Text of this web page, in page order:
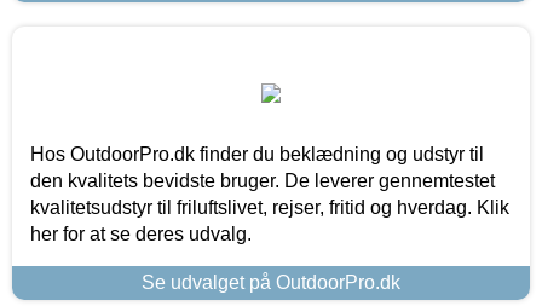
Hos OutdoorPro.dk finder du beklædning og udstyr til
den kvalitets bevidste bruger. De leverer gennemtestet
kvalitetsudstyr til friluftslivet, rejser, fritid og hverdag. Klik
her for at se deres udvalg.
Se udvalget på OutdoorPro.dk